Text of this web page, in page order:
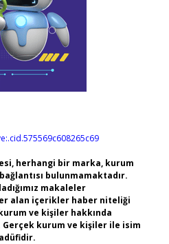
herhangi bir marka, kurum
bulunmamaktadır.
makaleler
alan içerikler haber niteliği
ve kişiler hakkında
Gerçek kurum ve kişiler ile isim